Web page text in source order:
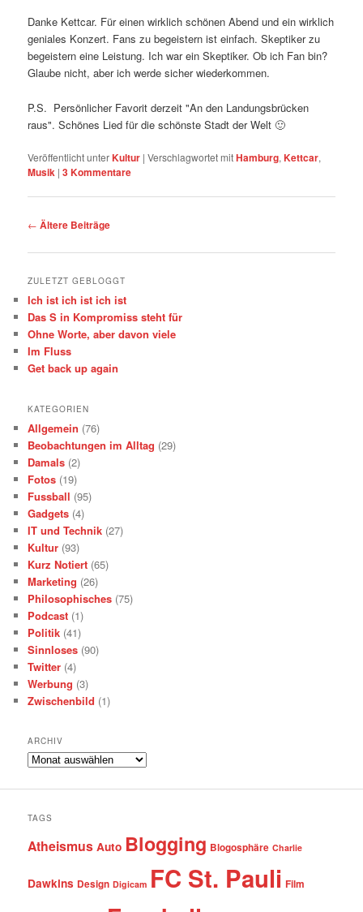
Danke Kettcar. Für einen wirklich schönen Abend und ein wirklich
geniales Konzert. Fans zu begeistern ist einfach. Skeptiker zu
begeistern eine Leistung. Ich war ein Skeptiker. Ob ich Fan bin?
Glaube nicht, aber ich werde sicher wiederkommen.
P.S. Persönlicher Favorit derzeit "An den Landungsbrücken
raus". Schönes Lied für die schönste Stadt der Welt 🙂
Veröffentlicht unterKultur |Verschlagwortet mitHamburg,Kettcar,
Musik |3Kommentare
Beitrags-
← Ältere Beiträge
ZULETZT GEBLOGGT
Ich ist ich ist ich ist
Das S in Kompromiss steht für
Ohne Worte, aber davon viele
Im Fluss
Get back up again
KATEGORIEN
Allgemein (76)
Beobachtungen im Alltag (29)
Damals (2)
Fotos (19)
Fussball (95)
Gadgets (4)
IT und Technik (27)
Kultur (93)
Kurz Notiert (65)
Marketing (26)
Philosophisches (75)
Podcast (1)
Politik (41)
Sinnloses (90)
Twitter (4)
Werbung (3)
Zwischenbild (1)
ARCHIV
Archiv
TAGS
Atheismus Auto Blogging Blogosphäre Charlie
Dawkins Design Digicam FC St. Pauli Film